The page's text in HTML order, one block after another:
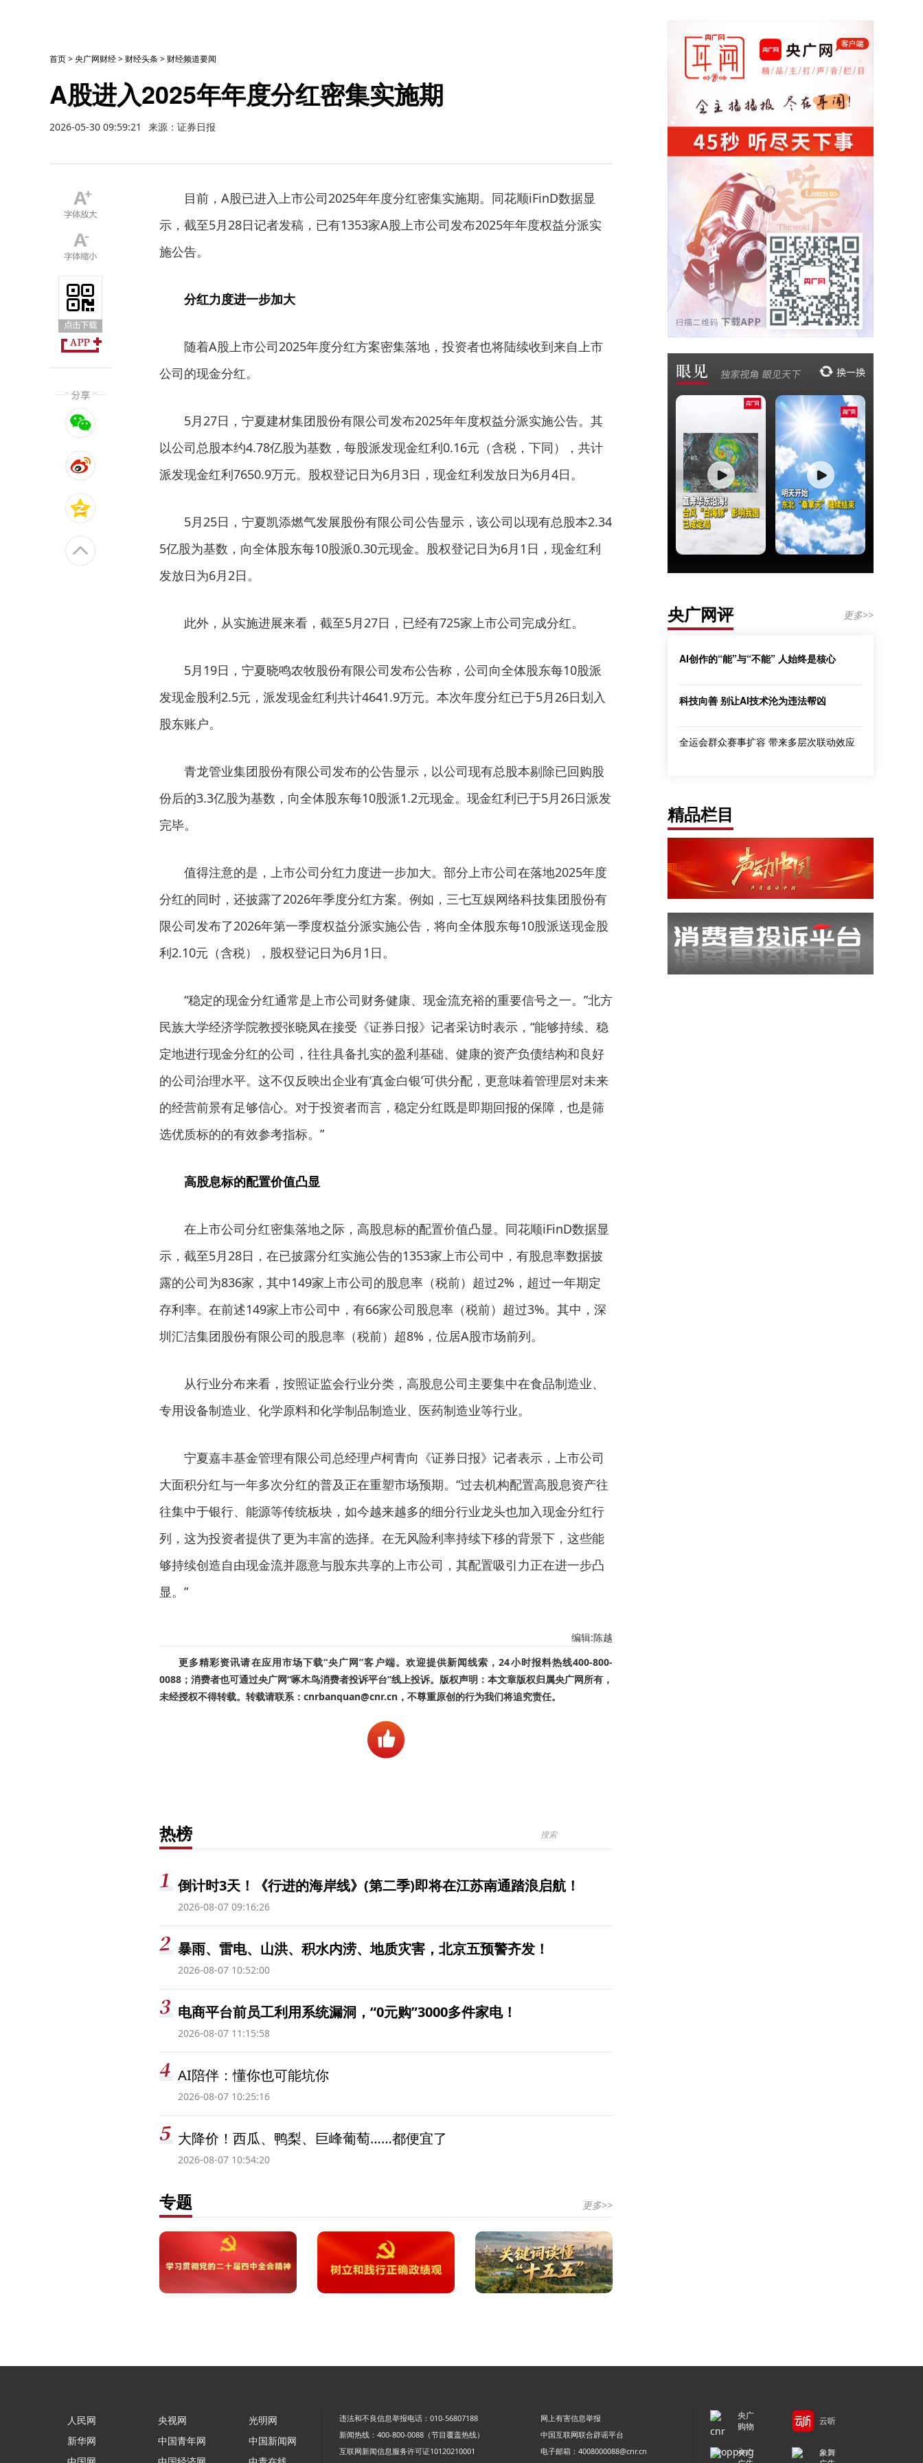
首页>央广网财经> 财经头条 > 财经频道要闻
A股进入2025年年度分红密集实施期
2026-05-30 09:59:21 来源：证券日报
目前，A股已进入上市公司2025年年度分红密集实施期。同花顺iFinD数据显
示，截至5月28日记者发稿，已有1353家A股上市公司发布2025年年度权益分派实
施公告。
分红力度进一步加大
随着A股上市公司2025年度分红方案密集落地，投资者也将陆续收到来自上市
公司的现金分红。
5月27日，宁夏建材集团股份有限公司发布2025年年度权益分派实施公告。其
以公司总股本约4.78亿股为基数，每股派发现金红利0.16元（含税，下同），共计
派发现金红利7650.9万元。股权登记日为6月3日，现金红利发放日为6月4日。
5月25日，宁夏凯添燃气发展股份有限公司公告显示，该公司以现有总股本2.34
5亿股为基数，向全体股东每10股派0.30元现金。股权登记日为6月1日，现金红利
发放日为6月2日。
此外，从实施进展来看，截至5月27日，已经有725家上市公司完成分红。
5月19日，宁夏晓鸣农牧股份有限公司发布公告称，公司向全体股东每10股派
发现金股利2.5元，派发现金红利共计4641.9万元。本次年度分红已于5月26日划入
股东账户。
青龙管业集团股份有限公司发布的公告显示，以公司现有总股本剔除已回购股
份后的3.3亿股为基数，向全体股东每10股派1.2元现金。现金红利已于5月26日派发
完毕。
值得注意的是，上市公司分红力度进一步加大。部分上市公司在落地2025年度
分红的同时，还披露了2026年季度分红方案。例如，三七互娱网络科技集团股份有
限公司发布了2026年第一季度权益分派实施公告，将向全体股东每10股派送现金股
利2.10元（含税），股权登记日为6月1日。
“稳定的现金分红通常是上市公司财务健康、现金流充裕的重要信号之一。”北方
民族大学经济学院教授张晓凤在接受《证券日报》记者采访时表示，“能够持续、稳
定地进行现金分红的公司，往往具备扎实的盈利基础、健康的资产负债结构和良好
的公司治理水平。这不仅反映出企业有‘真金白银’可供分配，更意味着管理层对未来
的经营前景有足够信心。对于投资者而言，稳定分红既是即期回报的保障，也是筛
选优质标的的有效参考指标。”
高股息标的配置价值凸显
在上市公司分红密集落地之际，高股息标的配置价值凸显。同花顺iFinD数据显
示，截至5月28日，在已披露分红实施公告的1353家上市公司中，有股息率数据披
露的公司为836家，其中149家上市公司的股息率（税前）超过2%，超过一年期定
存利率。在前述149家上市公司中，有66家公司股息率（税前）超过3%。其中，深
圳汇洁集团股份有限公司的股息率（税前）超8%，位居A股市场前列。
从行业分布来看，按照证监会行业分类，高股息公司主要集中在食品制造业、
专用设备制造业、化学原料和化学制品制造业、医药制造业等行业。
宁夏嘉丰基金管理有限公司总经理卢柯青向《证券日报》记者表示，上市公司
大面积分红与一年多次分红的普及正在重塑市场预期。“过去机构配置高股息资产往
往集中于银行、能源等传统板块，如今越来越多的细分行业龙头也加入现金分红行
列，这为投资者提供了更为丰富的选择。在无风险利率持续下移的背景下，这些能
够持续创造自由现金流并愿意与股东共享的上市公司，其配置吸引力正在进一步凸
显。”
编辑:陈越
更多精彩资讯请在应用市场下载“央广网”客户端。欢迎提供新闻线索，24小时报料热线400-800-
0088；消费者也可通过央广网“啄木鸟消费者投诉平台”线上投诉。版权声明：本文章版权归属央广网所有，
未经授权不得转载。转载请联系：cnrbanquan@cnr.cn，不尊重原创的行为我们将追究责任。
热榜
倒计时3天！《行进的海岸线》(第二季)即将在江苏南通踏浪启航！
2026-08-07 09:16:26
暴雨、雷电、山洪、积水内涝、地质灾害，北京五预警齐发！
2026-08-07 10:52:00
电商平台前员工利用系统漏洞，“0元购”3000多件家电！
2026-08-07 11:15:58
AI陪伴：懂你也可能坑你
2026-08-07 10:25:16
大降价！西瓜、鸭梨、巨峰葡萄……都便宜了
2026-08-07 10:54:20
专题 更多>>
央广网评 更多>>
AI创作的“能”与“不能” 人始终是核心
科技向善 别让AI技术沦为违法帮凶
全运会群众赛事扩容 带来多层次联动效应
精品栏目
人民网
新华网
央视网
中国青年网
光明网
中国新闻网
违法和不良信息举报电话：010-56807188
网上有害信息举报
新闻热线：400-800-0088（节目覆盖热线）
中国互联网联合辟谣平台
互联网新闻信息服务许可证10120210001
电子邮箱：4008000088@cnr.cn
央广
购物
云听
央广
象舞